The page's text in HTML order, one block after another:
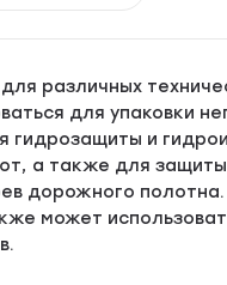
различных
для упаковки
гидрозащиты и
а также для
дорожного
может